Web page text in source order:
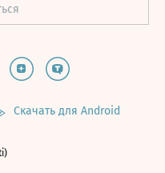
Скачать для Android